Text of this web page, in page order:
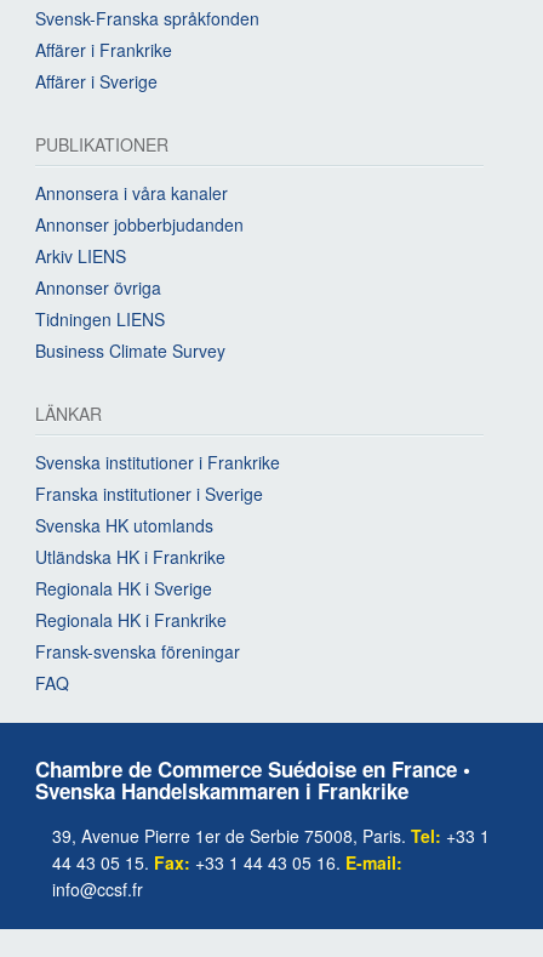
Svensk-Franska språkfonden
Affärer i Frankrike
Affärer i Sverige
PUBLIKATIONER
Annonsera i våra kanaler
Annonser jobberbjudanden
Arkiv LIENS
Annonser övriga
Tidningen LIENS
Business Climate Survey
LÄNKAR
Svenska institutioner i Frankrike
Franska institutioner i Sverige
Svenska HK utomlands
Utländska HK i Frankrike
Regionala HK i Sverige
Regionala HK i Frankrike
Fransk-svenska föreningar
FAQ
Chambre de Commerce Suédoise en France •
Svenska Handelskammaren i Frankrike
39, Avenue Pierre 1er de Serbie 75008, Paris. Tel: +33 1
44 43 05 15. Fax: +33 1 44 43 05 16. E-mail:
info@ccsf.fr